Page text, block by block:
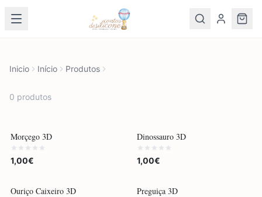
Inicio Início Produtos
0 produtos
Morçego 3D
1,00€
Dinossauro 3D
1,00€
Ouriço Caixeiro 3D Preguiça 3D